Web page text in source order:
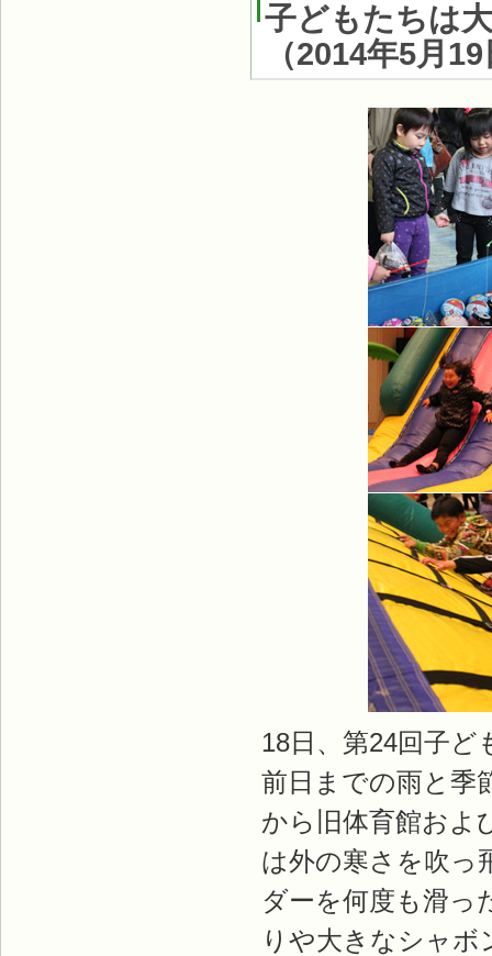
子どもたちは
（2014年5月
18日、第24回子
前日までの雨と季
から旧体育館およ
は外の寒さを吹っ
ダーを何度も滑っ
りや大きなシャ